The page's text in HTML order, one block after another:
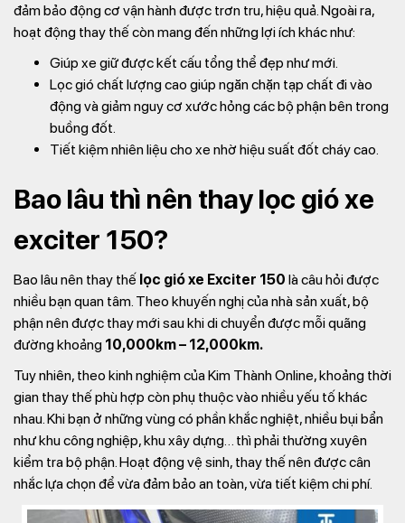
đảm bảo động cơ vận hành được trơn tru, hiệu quả. Ngoài ra,
hoạt động thay thế còn mang đến những lợi ích khác như:
Giúp xe giữ được kết cấu tổng thể đẹp như mới.
Lọc gió chất lượng cao giúp ngăn chặn tạp chất đi vào
động và giảm nguy cơ xước hỏng các bộ phận bên trong
buồng đốt.
Tiết kiệm nhiên liệu cho xe nhờ hiệu suất đốt cháy cao.
Bao lâu thì nên thay lọc gió xe
exciter 150?
Bao lâu nên thay thế lọc gió xe Exciter 150 là câu hỏi được
nhiều bạn quan tâm. Theo khuyến nghị của nhà sản xuất, bộ
phận nên được thay mới sau khi di chuyển được mỗi quãng
đường khoảng 10,000km – 12,000km.
Tuy nhiên, theo kinh nghiệm của Kim Thành Online, khoảng thời
gian thay thế phù hợp còn phụ thuộc vào nhiều yếu tố khác
nhau. Khi bạn ở những vùng có phần khắc nghiệt, nhiều bụi bẩn
như khu công nghiệp, khu xây dựng… thì phải thường xuyên
kiểm tra bộ phận. Hoạt động vệ sinh, thay thế nên được cân
nhắc lựa chọn để vừa đảm bảo an toàn, vừa tiết kiệm chi phí.